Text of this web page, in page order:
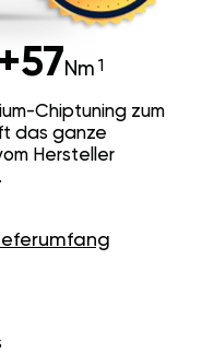
+57Nm
Chiptuning zum
das ganze
Hersteller